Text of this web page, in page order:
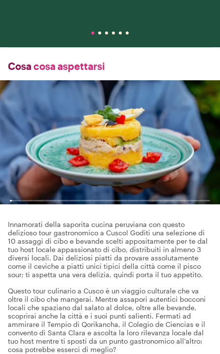
Cosa cosa aspettarsi
Innamorati della saporita cucina peruviana con questo
delizioso tour gastronomico a Cusco! Goditi una selezione di
10 assaggi di cibo e bevande scelti appositamente per te dal
tuo host locale appassionato di cibo, distribuiti in almeno 3
diversi locali. Dai deliziosi piatti da provare assolutamente
come il ceviche a piatti unici tipici della città come il pisco
sour; ti aspetta una vera delizia, quindi porta il tuo appetito.
Questo tour culinario a Cusco è un viaggio culturale che va
oltre il cibo che mangerai. Mentre assapori autentici bocconi
locali che spaziano dal salato al dolce, oltre alle bevande,
scoprirai anche la città e i suoi punti salienti. Fermati ad
ammirare il Tempio di Qorikancha, il Colegio de Ciencias e il
convento di Santa Clara e ascolta la loro rilevanza locale dal
tuo host mentre ti sposti da un punto gastronomico all'altro:
cosa potrebbe esserci di meglio?